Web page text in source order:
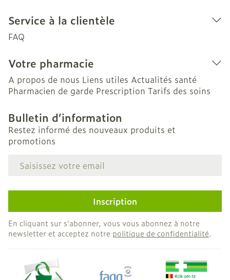
Service à la clientèle
FAQ
Votre pharmacie
A propos de nous Liens utiles Actualités santé
Pharmacien de garde Prescription Tarifs des soins
Bulletin d’information
Restez informé des nouveaux produits et
promotions
Adresse mail
Inscription
En cliquant sur s'abonner, vous vous abonnez à notre
newsletter et acceptez notre politique de confidentialité.